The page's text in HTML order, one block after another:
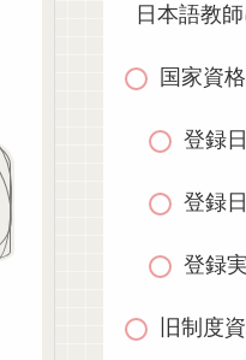
日本語教
国家資
登録
登録
登録
旧制度